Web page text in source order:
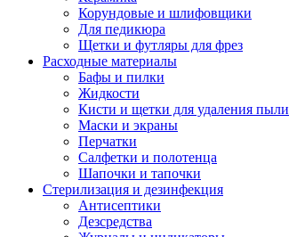
Корундовые и шлифовщики
Для педикюра
Щетки и футляры для фрез
Расходные материалы
Бафы и пилки
Жидкости
Кисти и щетки для удаления пыли
Маски и экраны
Перчатки
Салфетки и полотенца
Шапочки и тапочки
Стерилизация и дезинфекция
Антисептики
Дезсредства